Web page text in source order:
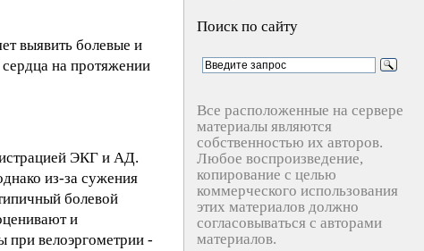
выявить болевые и
на протяжении
ЭКГ и АД.
из-за сужения
болевой
и
велоэргометрии -
Поиск по сайту
Все расположенные на сервере
материалы являются
собственностью их авторов.
Любое воспроизведение,
копирование с целью
коммерческого использования
этих материалов должно
согласовываться с авторами
материалов.